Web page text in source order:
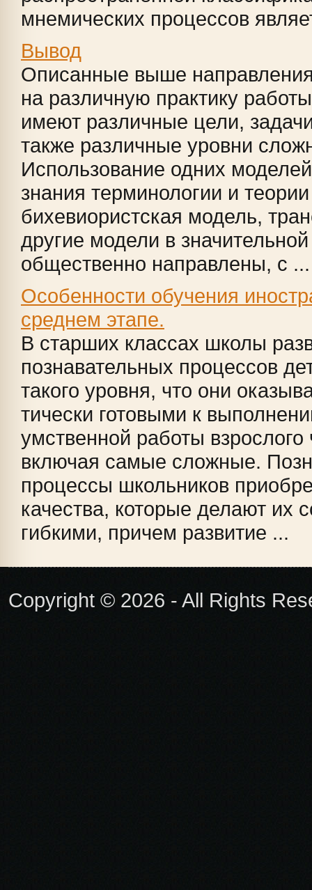
мнемических процессов
Вывод
Описанные выше
на различную практику
имеют различные цели,
также различные уровни
Использование одних
знания терминологии и
бихевиористская модель,
другие модели в
общественно направлены, с ...
Особенности обучения
среднем этапе.
В старших классах школы
познавательных процес­сов
такого уровня, что они
тически готовыми к
умственной работы взрослого
включая самые сложные.
процессы школьников
качества, которые де­лают их
гибкими, причем развитие ...
Copyright © 2026 - All Rights